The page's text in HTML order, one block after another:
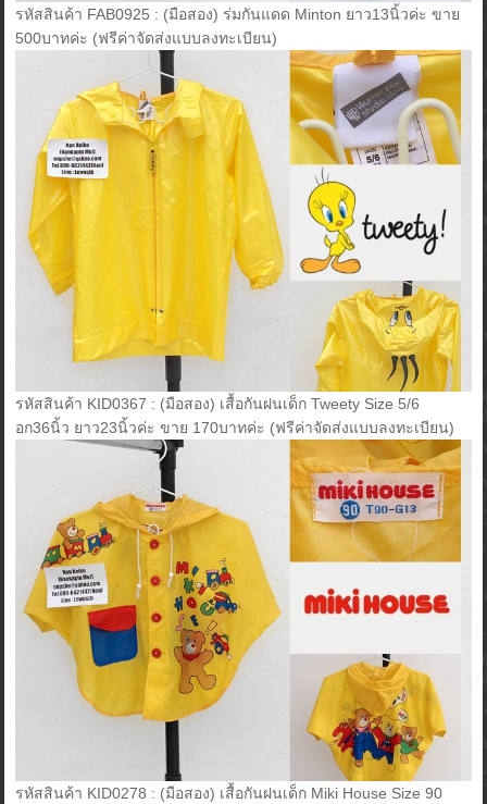
รหัสสินค้า FAB0925 : (มือสอง) ร่มกันแดด Minton ยาว13นิ้วค่ะ ขาย
500บาทค่ะ (ฟรีค่าจัดส่งแบบลงทะเบียน)
รหัสสินค้า KID0367 : (มือสอง) เสื้อกันฝนเด็ก Tweety Size 5/6
อก36นิ้ว ยาว23นิ้วค่ะ ขาย 170บาทค่ะ (ฟรีค่าจัดส่งแบบลงทะเบียน)
รหัสสินค้า KID0278 : (มือสอง) เสื้อกันฝนเด็ก Miki House Size 90